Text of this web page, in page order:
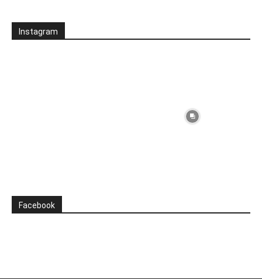
Instagram
Facebook